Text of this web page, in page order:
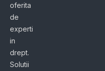
oferita
de
experti
in
drept.
Solutii